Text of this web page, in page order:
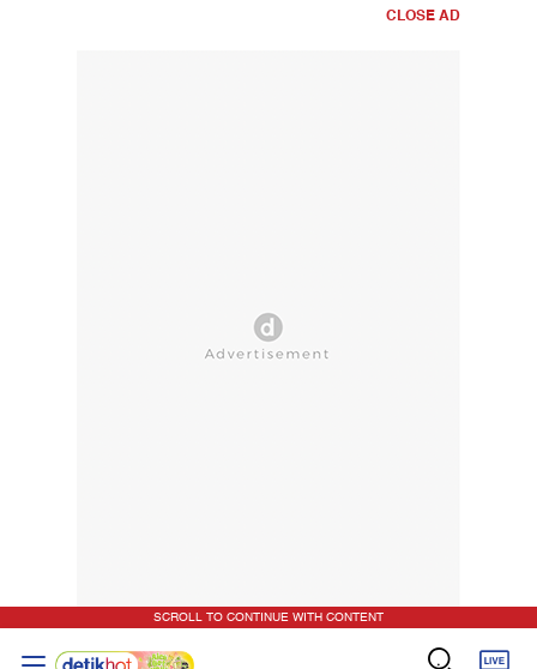
CLOSE AD
SCROLL TO CONTINUE WITH CONTENT